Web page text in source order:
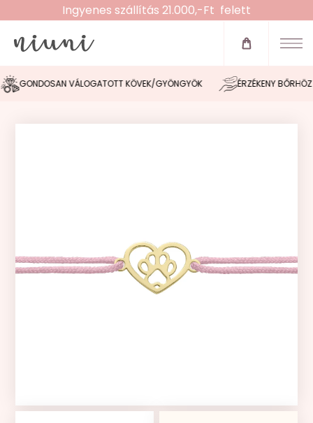
Ingyenes szállítás 21.000,-Ft felett
Újdonságok
Zsinóros karkötők
Fülbevalók
Nyakláncok
Morse tervező
Összes termék
GONDOSAN VÁLOGATOTT KÖVEK/GYÖNGYÖK ÉRZÉKENY BŐRHÖZ